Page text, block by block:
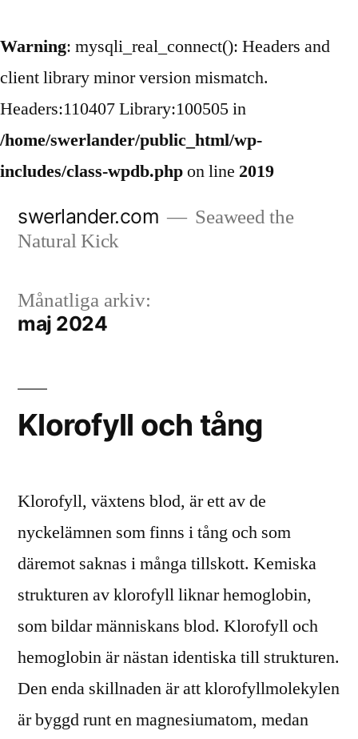
Warning: mysqli_real_connect(): Headers and
client library minor version mismatch.
Headers:110407 Library:100505 in
/home/swerlander/public_html/wp-
includes/class-wpdb.phpon line 2019
till
swerlander.com
Seaweed the
Natural Kick
Månatliga arkiv:
maj 2024
Klorofyll och tång
Klorofyll, växtens blod, är ett av de
nyckelämnen som finns i tång och som
däremot saknas i många tillskott. Kemiska
strukturen av klorofyll liknar hemoglobin,
som bildar människans blod. Klorofyll och
hemoglobin är nästan identiska till strukturen.
Den enda skillnaden är att klorofyllmolekylen
är byggd runt en magnesiumatom, medan